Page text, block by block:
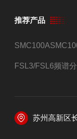
推荐产品
苏州高新区